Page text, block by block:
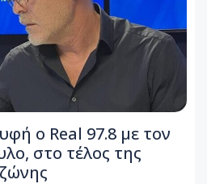
ο Real 97.8 με τον
στο τέλος της